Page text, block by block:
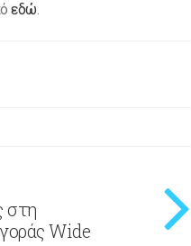
εδώ.
στη
Wide